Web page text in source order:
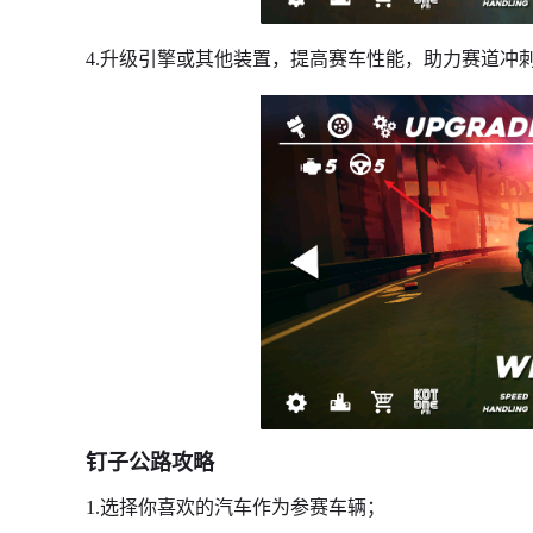
4.升级引擎或其他装置，提高赛车性能，助力赛道冲
钉子公路攻略
1.选择你喜欢的汽车作为参赛车辆；